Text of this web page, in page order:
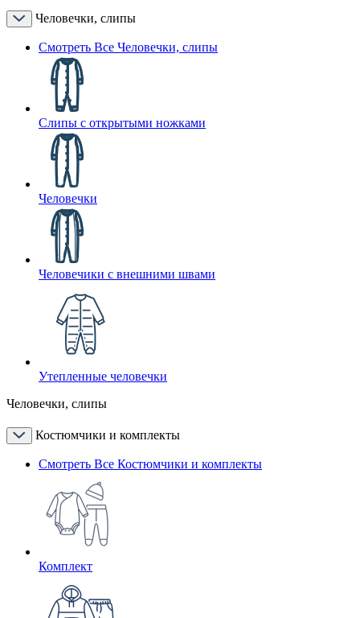
Человечки, слипы
Смотреть Все Человечки, слипы
Слипы с открытыми ножками
Человечки
Человечики с внешними швами
Утепленные человечки
Человечки, слипы
Костюмчики и комплекты
Смотреть Все Костюмчики и комплекты
Комплект